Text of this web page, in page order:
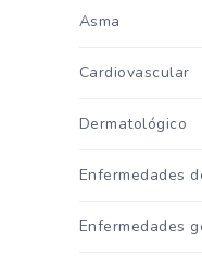
Asma
Cardiovascular
Dermatológico
Enfermedades
Enfermedades